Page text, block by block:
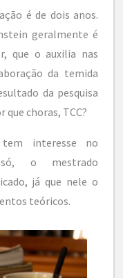
é de dois anos.
geralmente é
que o auxilia nas
da temida
da pesquisa
choras, TCC?
interesse no
o mestrado
já que nele o
teóricos.